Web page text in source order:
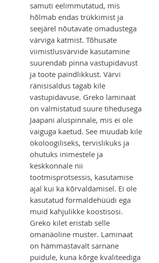
samuti eelimmutatud, mis
hõlmab endas trükkimist ja
seejärel nõutavate omadustega
värviga katmist. Tõhusate
viimistlusvärvide kasutamine
suurendab pinna vastupidavust
ja toote paindlikkust. Värvi
ränisisaldus tagab kile
vastupidavuse. Greko laminaat
on valmistatud suure tihedusega
Jaapani aluspinnale, mis ei ole
vaiguga kaetud. See muudab kile
ökoloogiliseks, tervislikuks ja
ohutuks inimestele ja
keskkonnale nii
tootmisprotsessis, kasutamise
ajal kui ka kõrvaldamisel. Ei ole
kasutatud formaldehüüdi ega
muid kahjulikke koostisosi.
Greko kilet eristab selle
omanäoline muster. Laminaat
on hämmastavalt sarnane
puidule, kuna kõrge kvaliteediga